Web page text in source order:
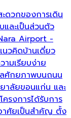
ดวกของการเดิน
ละเป็นส่วนตัว
Airport -
วคิดบ้านเดี่ยว
ามเรียบง่าย
ลศักยภาพบนถนน
าลัยขอนแก่น และ
รงการได้รับการ
ศัยเป็นสำคัญ ตั้ง